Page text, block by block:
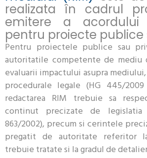
realizata în cadrul
emitere a
pentru proiecte publice
Pentru proiectele publice sau
autoritatile competente de mediu
evaluarii impactului asupra
procedurale legale (HG 445/2009
redactarea RIM trebuie sa
continut precizate de
863/2002), precum si cerintele
pregatit de autoritate referitor
trebuie tratate si la gradul de